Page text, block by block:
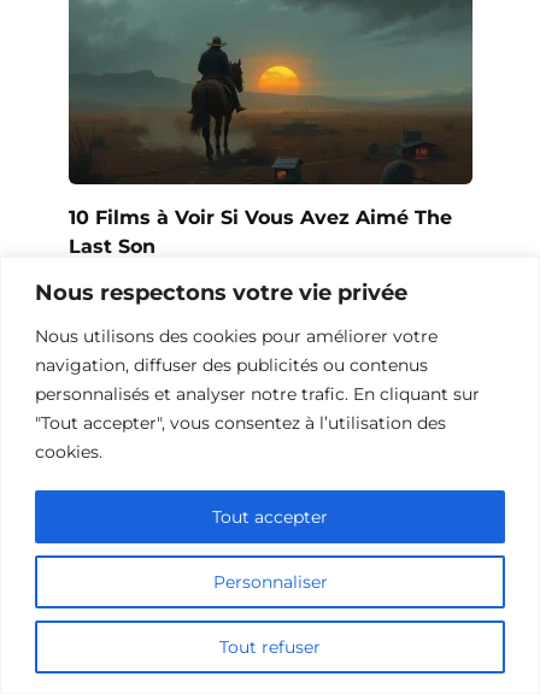
Nous respectons votre vie privée
Nous utilisons des cookies pour améliorer votre
navigation, diffuser des publicités ou contenus
personnalisés et analyser notre trafic. En cliquant sur
"Tout accepter", vous consentez à l’utilisation des
cookies.
Personnaliser
Tout refuser
Tout accepter
10 Films à Voir Si Vous Avez Aimé The
Last Son
10 Films et Séries Similaires à
Opération Love